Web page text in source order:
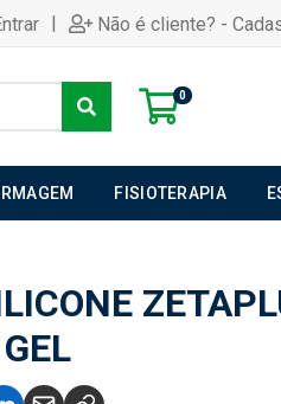
| Não é cliente? -
0
FISIOTERAPIA